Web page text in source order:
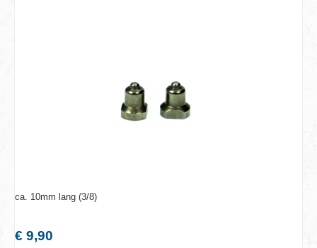
ca. 10mm lang (3/8)
Regulärer Preis:
€ 9,90